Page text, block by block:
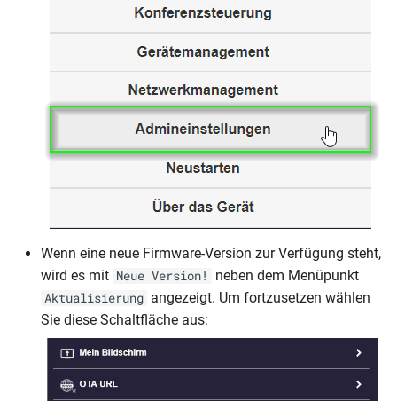
Wenn eine neue Firmware-Version zur Verfügung steht,
wird es mit Neue Version! neben dem Menüpunkt
Aktualisierung angezeigt. Um fortzusetzen wählen
Sie diese Schaltfläche aus: